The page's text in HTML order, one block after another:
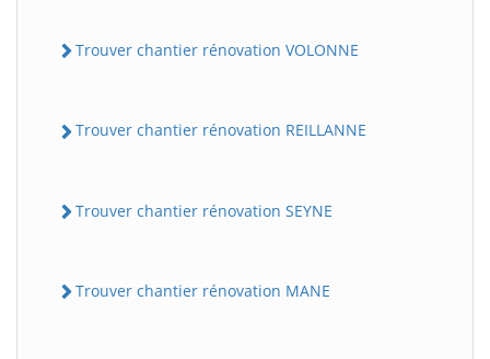
Trouver chantier rénovation VOLONNE
Trouver chantier rénovation REILLANNE
Trouver chantier rénovation SEYNE
Trouver chantier rénovation MANE